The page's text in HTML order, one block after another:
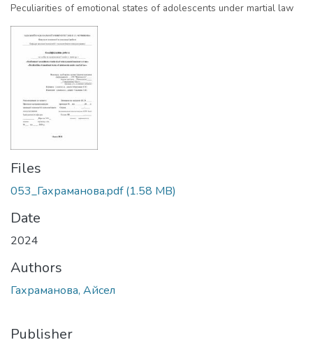
Peculiarities of emotional states of adolescents under martial law
Files
053_Гахраманова.pdf(1.58 MB)
Date
2024
Authors
Гахраманова, Айсел
Publisher